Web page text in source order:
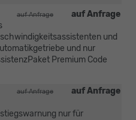
auf Anfrage
auf Anfrage
und
und nur
Premium Code
auf Anfrage
auf Anfrage
nur für